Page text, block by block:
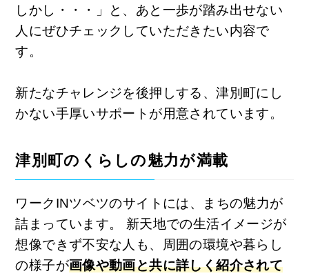
しかし・・・」と、あと一歩が踏み出せない
人にぜひチェックしていただきたい内容で
す。
新たなチャレンジを後押しする、津別町にし
かない手厚いサポートが用意されています。
津別町のくらしの魅力が満載
ワークINツベツのサイトには、まちの魅力が
詰まっています。 新天地での生活イメージが
想像できず不安な人も、周囲の環境や暮らし
の様子が画像や動画と共に詳しく紹介されて